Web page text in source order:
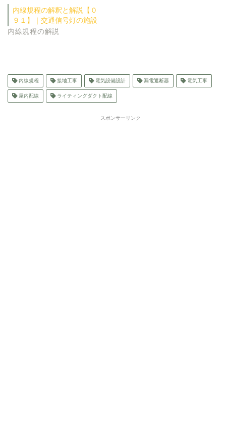
内線規程の解釈と解説【０
９１】｜交通信号灯の施設
内線規程の解説
内線規程 接地工事 電気設備設計 漏電遮断器 電気工事
屋内配線 ライティングダクト配線
スポンサーリンク